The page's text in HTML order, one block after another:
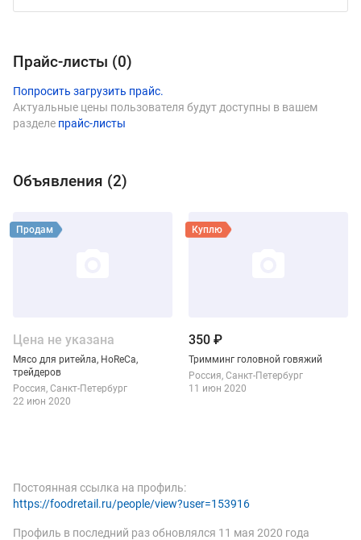
Прайс-листы (0)
Попросить загрузить прайс.
Актуальные цены пользователя будут доступны в вашем
разделе прайс-листы
Объявления (2)
Виды продукции София
Цена не указана
Мясо для ритейла, HoReCa,
трейдеров
Смотреть объявление
Продам
Россия Санкт-Петербург
22 июн 2020
350 ₽
Тримминг головной говяжий
Смотреть объявление
Куплю
Россия Санкт-Петербург
11 июн 2020
Постоянная ссылка на профиль:
https://foodretail.ru/people/view?user=153916
Профиль в последний раз обновлялся 11 мая 2020 года